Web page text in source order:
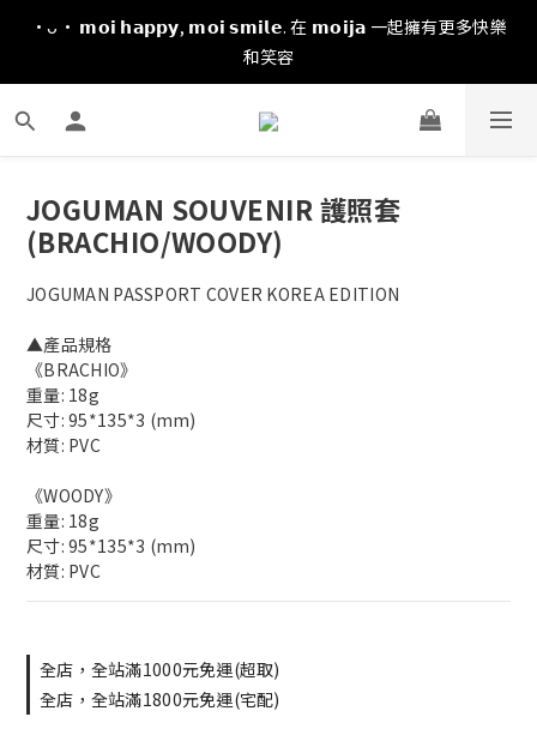
·ᴗ· 𝗺𝗼𝗶 𝗵𝗮𝗽𝗽𝘆, 𝗺𝗼𝗶 𝘀𝗺𝗶𝗹𝗲. 在 𝗺𝗼𝗶𝗷𝗮 一起擁有更多快樂
和笑容
JOGUMAN SOUVENIR 護照套
(BRACHIO/WOODY)
JOGUMAN PASSPORT COVER KOREA EDITION
▲產品規格
《BRACHIO》
重量: 18g
尺寸: 95*135*3 (mm)
材質: PVC
《WOODY》
重量: 18g
尺寸: 95*135*3 (mm)
材質: PVC
全店，全站滿1000元免運(超取)
全店，全站滿1800元免運(宅配)